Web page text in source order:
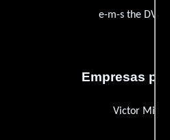
e-m-s the DVD-
Empresas
Victor